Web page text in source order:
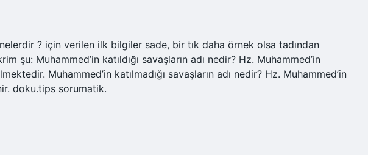
? için verilen ilk bilgiler sade, bir tık daha örnek olsa tadından
şu: Muhammed’in katıldığı savaşların adı nedir? Hz. Muhammed’in
Muhammed’in katılmadığı savaşların adı nedir? Hz. Muhammed’in
doku.tips sorumatik.